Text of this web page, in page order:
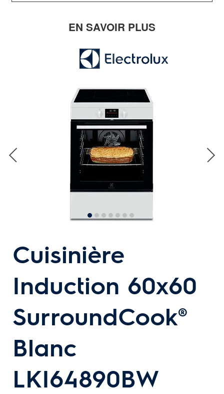
EN SAVOIR PLUS
Cuisinière
Induction 60x60
SurroundCook®
Blanc
LKI64890BW